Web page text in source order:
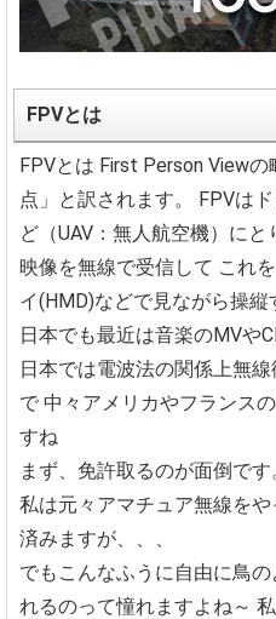
FPVとは
FPVとは First Person View
点」と訳されます。
FPVは
ど（UAV：無人航空機）に
映像を無線で受信して これ
イ(HMD)などで見ながら操縦
日本でも最近は音楽のMVや
日本では電波法の関係上無
で 中々アメリカやフランス
すね
まず、免許取るのが面倒です
私は元々アマチュア無線を
済みますが、、、
でもこんなふうに自由に鳥
れるのって憧れますよね～